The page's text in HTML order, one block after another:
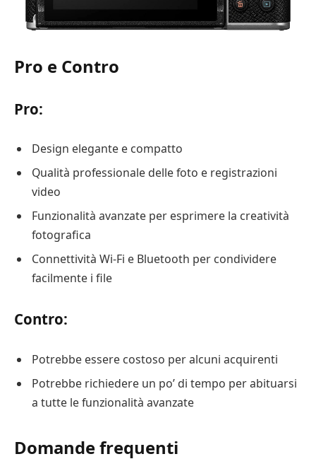
Pro e Contro
Pro:
Design elegante e compatto
Qualità professionale delle foto e registrazioni
video
Funzionalità avanzate per esprimere la creatività
fotografica
Connettività Wi-Fi e Bluetooth per condividere
facilmente i file
Contro:
Potrebbe essere costoso per alcuni acquirenti
Potrebbe richiedere un po’ di tempo per abituarsi
a tutte le funzionalità avanzate
Domande frequenti